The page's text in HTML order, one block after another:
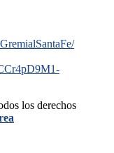
los derechos